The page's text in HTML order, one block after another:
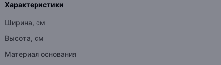
Характеристики
Ширина, см
Высота, см
Материал основания